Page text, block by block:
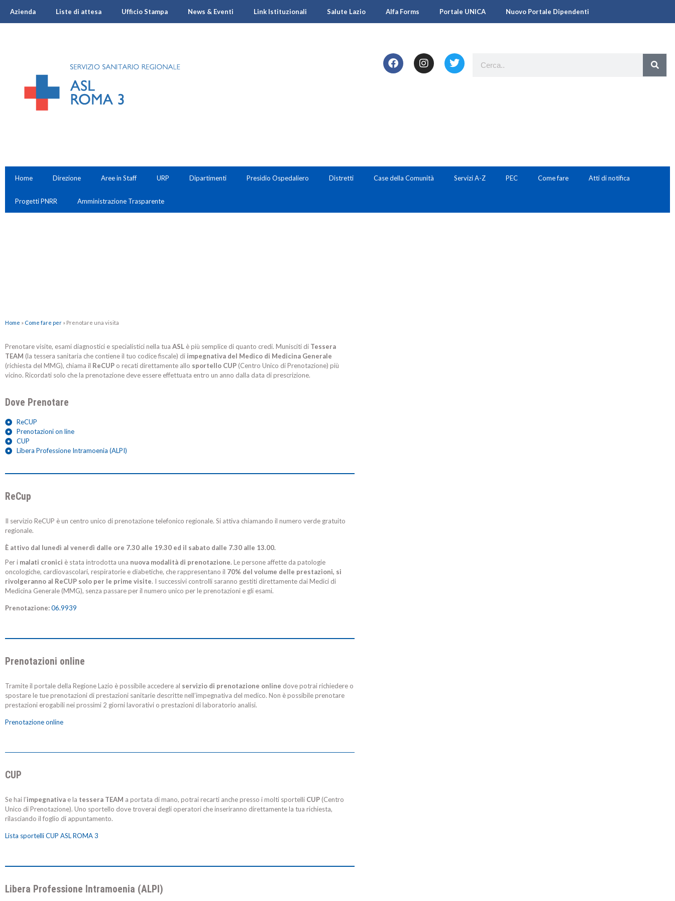
Azienda Liste di attesa Ufficio Stampa News & Eventi Link Istituzionali Salute Lazio Alfa Forms Portale UNICA Nuovo Portale Dipendenti
Home Direzione Aree in Staff URP Dipartimenti Presidio Ospedaliero Distretti Case della Comunità Servizi A-Z PEC Come fare Atti di notifica
Progetti PNRR Amministrazione Trasparente
Home » Come fare per » Prenotare una visita
Prenotare visite, esami diagnostici e specialistici nella tua ASL è più semplice di quanto credi. Munisciti di Tessera
TEAM (la tessera sanitaria che contiene il tuo codice fiscale) di impegnativa del Medico di Medicina Generale
(richiesta del MMG), chiama il ReCUP o recati direttamente allo sportello CUP (Centro Unico di Prenotazione) più
vicino. Ricordati solo che la prenotazione deve essere effettuata entro un anno dalla data di prescrizione.
Dove Prenotare
ReCUP
Prenotazioni on line
CUP
Libera Professione Intramoenia (ALPI)
ReCup
Il servizio ReCUP è un centro unico di prenotazione telefonico regionale. Si attiva chiamando il numero verde gratuito
regionale.
È attivo dal lunedì al venerdì dalle ore 7.30 alle 19.30 ed il sabato dalle 7.30 alle 13.00.
Per i malati cronici è stata introdotta una nuova modalità di prenotazione. Le persone affette da patologie
oncologiche, cardiovascolari, respiratorie e diabetiche, che rappresentano il 70% del volume delle prestazioni, si
rivolgeranno al ReCUP solo per le prime visite. I successivi controlli saranno gestiti direttamente dai Medici di
Medicina Generale (MMG), senza passare per il numero unico per le prenotazioni e gli esami.
Prenotazione:06.9939
Prenotazioni online
Tramite il portale della Regione Lazio è possibile accedere al servizio di prenotazione online dove potrai richiedere o
spostare le tue prenotazioni di prestazioni sanitarie descritte nell’impegnativa del medico. Non è possibile prenotare
prestazioni erogabili nei prossimi 2 giorni lavorativi o prestazioni di laboratorio analisi.
Prenotazione online
CUP
Se hai l’impegnativa e la tessera TEAM a portata di mano, potrai recarti anche presso i molti sportelli CUP (Centro
Unico di Prenotazione). Uno sportello dove troverai degli operatori che inseriranno direttamente la tua richiesta,
rilasciando il foglio di appuntamento.
Lista sportelli CUP ASL ROMA 3
Libera Professione Intramoenia (ALPI)